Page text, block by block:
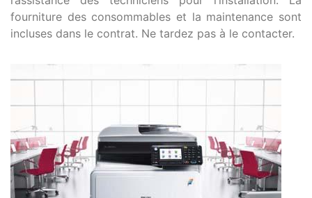
fourniture des consommables et la maintenance sont
incluses dans le contrat. Ne tardez pas à le contacter.